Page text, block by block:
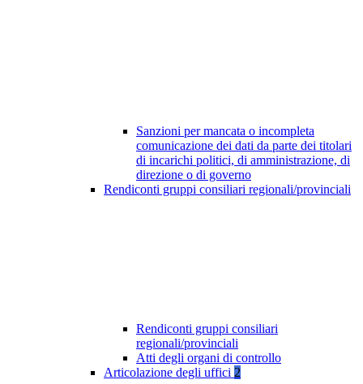
Sanzioni per mancata o incompleta
comunicazione dei dati da parte dei titolari
di incarichi politici, di amministrazione, di
direzione o di governo
Rendiconti gruppi consiliari regionali/provinciali
Rendiconti gruppi consiliari
regionali/provinciali
Atti degli organi di controllo
Articolazione degli uffici 2